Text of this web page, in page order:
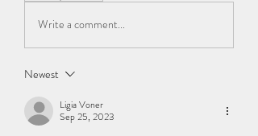
Write a comment...
Newest
Ligia Voner
Sep 25, 2023